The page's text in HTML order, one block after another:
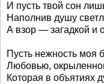
И пусть твой сон
Наполнив душу
А взор — загадкой и
Пусть нежность моя
Любовью,
Которая в объятиях